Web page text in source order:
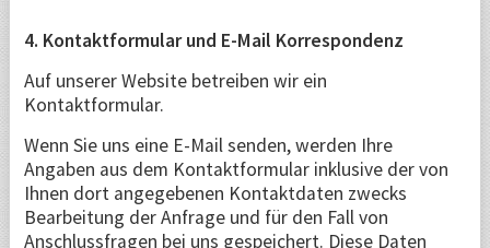
4. Kontaktformular und E-Mail Korrespondenz
Auf unserer Website betreiben wir ein
Kontaktformular.
Wenn Sie uns eine E-Mail senden, werden Ihre
Angaben aus dem Kontaktformular inklusive der von
Ihnen dort angegebenen Kontaktdaten zwecks
Bearbeitung der Anfrage und für den Fall von
Anschlussfragen bei uns gespeichert. Diese Daten